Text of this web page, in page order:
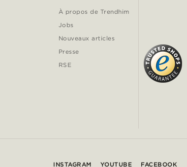
À propos de Trendhim
Jobs
Nouveaux articles
Presse
RSE
INSTAGRAM YOUTUBE FACEBOOK